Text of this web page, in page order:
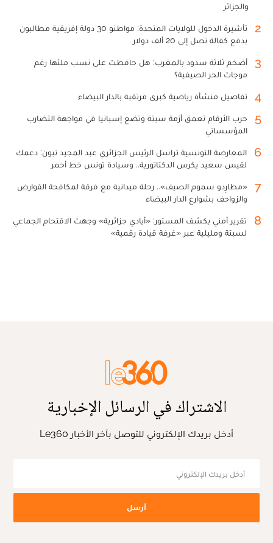
والجزائر
2
تأشيرة الدخول للولايات المتحدة: مواطنو 30 دولة إفريقية مطالبون
بدفع كفالة تصل إلى 20 ألف دولار
3
أضخم ثلاثة سدود بالمغرب: هل حافظت على نسب ملئها رغم
موجات الحر الصيفية؟
4 تفاصيل منشأة رياضية كبرى مرتقبة بالدار البيضاء
5
حرب الأرقام تعمق أزمة سبتة وتضع إسبانيا في مواجهة التضارب
المؤسساتي
6
المعارضة التونسية تراسل الرئيس الجزائري عبد المجيد تبون: دعمك
لقيس سعيد يكرس الدكتاتورية.. وسيادة تونس خط أحمر
7
«مطارِدو سموم الصيف».. رحلة ميدانية مع فرقة لمكافحة القوارض
والزواحف بشوارع الدار البيضاء
8
تقرير أمني يكشف المستور: «أيادي جزائرية» وجهت الاقتحام الجماعي
لسبتة ومليلية عبر «غرفة قيادة رقمية»
الاشتراك في الرسائل الإخبارية
أدخل بريدك الإلكتروني للتوصل بآخر الأخبار Le360
أرسل